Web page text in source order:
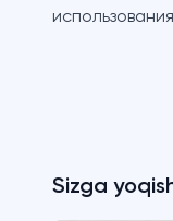
Sizga